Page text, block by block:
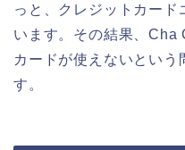
っと、クレジットカード
います。その結果、Cha
カードが使えないという
す。